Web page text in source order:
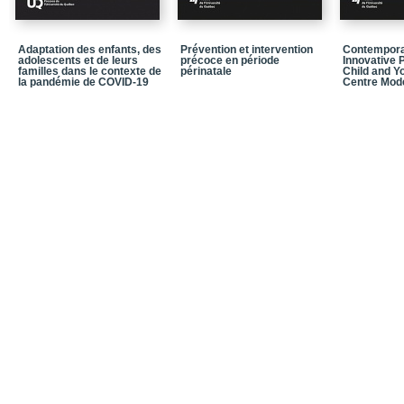
Chapitre 8_La «
d’attachement
Chapitre 9_Des
par l’entremise de la
Chapitre 10_Modèles
Adaptation des enfants, des
adolescents et de leurs
familles dans le contexte de
la pandémie de COVID-19
Prévention et intervention
précoce en période
périnatale
Innovative
Child and
Centre